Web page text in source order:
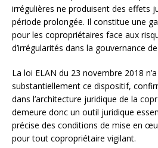
irrégulières ne produisent des effets
période prolongée. Il constitue une
pour les copropriétaires face aux
d’irrégularités dans la gouvernance
La loi ELAN du 23 novembre 2018
substantiellement ce dispositif,
dans l’architecture juridique de la
demeure donc un outil juridique
précise des conditions de mise en
pour tout copropriétaire vigilant.